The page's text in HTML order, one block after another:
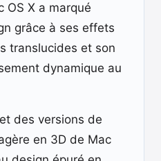
OS X a marqué
grâce à ses effets
translucides et son
dynamique au
des versions de
en 3D de Mac